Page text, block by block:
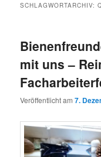
SCHLAGWORTARCHIV:
mit uns –
Veröffentlicht am7.